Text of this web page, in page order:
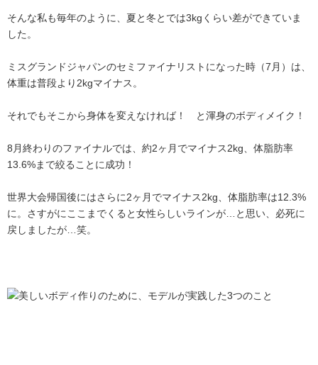
そんな私も毎年のように、夏と冬とでは3kgくらい差ができていま
した。
ミスグランドジャパンのセミファイナリストになった時（7月）は、
体重は普段より2kgマイナス。
それでもそこから身体を変えなければ！ と渾身のボディメイク！
8月終わりのファイナルでは、約2ヶ月でマイナス2kg、体脂肪率
13.6%まで絞ることに成功！
世界大会帰国後にはさらに2ヶ月でマイナス2kg、体脂肪率は12.3%
に。さすがにここまでくると女性らしいラインが…と思い、必死に
戻しましたが…笑。